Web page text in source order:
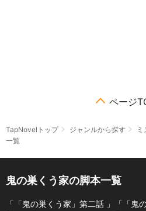
ページ
TapNovelトップ ジャンルから探す
一覧
鬼の巣くう家の脚本一覧
「「鬼の巣くう家」第二話 」「「鬼